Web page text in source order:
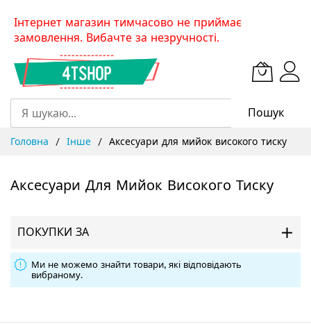
SkipІнтернет магазин тимчасово не приймає
замовлення. Вибачте за незручності.
Пошук
Головна Інше Аксесуари для мийок високого тиску
Аксесуари Для Мийок Високого Тиску
ПОКУПКИ ЗА
Ми не можемо знайти товари, які відповідають
вибраному.